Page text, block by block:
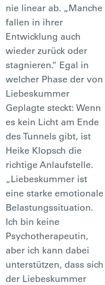
nie linear ab. „Manche
fallen in ihrer
Entwicklung auch
wieder zurück oder
stagnieren.“ Egal in
welcher Phase der von
Liebeskummer
Geplagte steckt: Wenn
es kein Licht am Ende
des Tunnels gibt, ist
Heike Klopsch die
richtige Anlaufstelle.
„Liebeskummer ist
eine starke emotionale
Belastungssituation.
Ich bin keine
Psychotherapeutin,
aber ich kann dabei
unterstützen, dass sich
der Liebeskummer